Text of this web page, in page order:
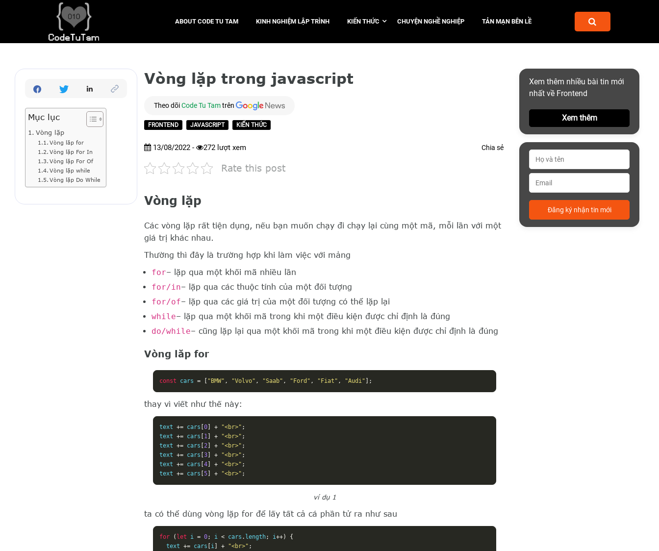
ABOUT CODE TU TAM KINH NGHIỆM LẬP TRÌNH KIẾN THỨC CHUYỆN NGHỀ NGHIỆP TẢN MẠN BÊN LỀ
Vòng lặp trong javascript
Theo dõiCode Tu Tamtrên
FRONTEND JAVASCRIPT KIẾN THỨC
13/08/2022 - 272 lượt xem Chia sẻ
Rate this post
Vòng lặp
Các vòng lặp rất tiện dụng, nếu bạn muốn chạy đi chạy lại cùng một mã, mỗi lần với một
giá trị khác nhau.
Thường thì đây là trường hợp khi làm việc với mảng
for– lặp qua một khối mã nhiều lần
for/in– lặp qua các thuộc tính của một đối tượng
for/of– lặp qua các giá trị của một đối tượng có thể lặp lại
while– lặp qua một khối mã trong khi một điều kiện được chỉ định là đúng
do/while– cũng lặp lại qua một khối mã trong khi một điều kiện được chỉ định là đúng
Vòng lăp for
const cars = [ "BMW" , "Volvo" , "Saab" , "Ford" , "Fiat" , "Audi" ];
thay vì viết như thế này:
text += cars [0] + "<br>" ;
text += cars [1 ] + "<br>" ;
text += cars [2 ] + "<br>" ;
text += cars [3] + "<br>" ;
text += cars [4] + "<br>" ;
text += cars [5] + "<br>" ;
ví dụ 1
ta có thể dùng vòng lặp for để lấy tất cả cá phần tử ra như sau
for ( let i = 0; i < cars . length; i++)
{
  text
+= cars [i ] + "<br>" ;
Mục lục
Vòng lặp
Vòng lăp for
Vòng lặp For In
Vòng lặp For Of
Vòng lặp while
Vòng lặp Do While
Xem thêm nhiều bài tin mới
nhất về Frontend
Xem thêm